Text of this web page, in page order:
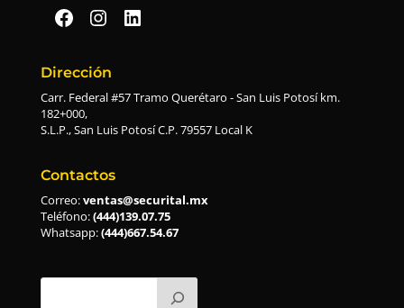
Securital en Facebook
Securital en Instagram
Securital en Linkedin
Dirección
Carr. Federal #57 Tramo Querétaro - San Luis Potosí km.
182+000,
S.L.P., San Luis Potosí C.P. 79557 Local K
Contactos
Correo:ventas@securital.mx
Teléfono:(444)139.07.75
Whatsapp:(444)667.54.67